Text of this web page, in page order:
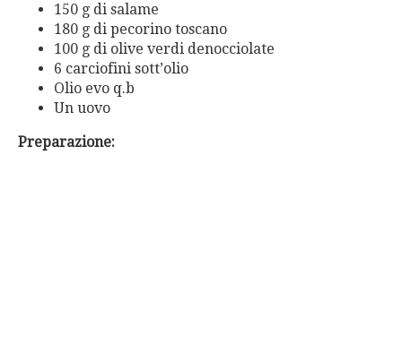
150 g di salame
180 g di pecorino toscano
100 g di olive verdi denocciolate
6 carciofini sott’olio
Olio evo q.b
Un uovo
Preparazione: